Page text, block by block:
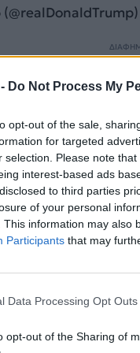
Do Not Process My
opt-out of the sale,
for targeted
selection. Please note
interest-based ads
to third parties
of your personal
This information may also
Participants that may
Data Processing Opt Outs
opt-out of the Sharing of
λεγόμενά του,
ζωή σε πολλούς
αεροσκάφος, στην